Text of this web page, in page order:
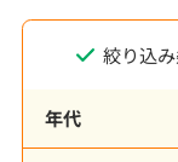
絞り込
年代